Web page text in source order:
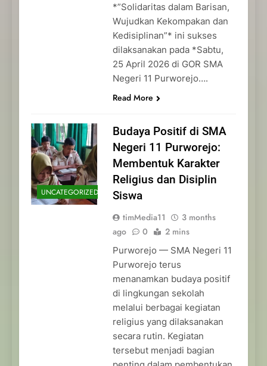
*”Solidaritas dalam Barisan,
Wujudkan Kekompakan dan
Kedisiplinan”* ini sukses
dilaksanakan pada *Sabtu,
25 April 2026 di GOR SMA
Negeri 11 Purworejo….
Read More
UNCATEGORIZED
Budaya Positif di SMA
Negeri 11 Purworejo:
Membentuk Karakter
Religius dan Disiplin
Siswa
timMedia11
3 months
ago
0 2 mins
Purworejo — SMA Negeri 11
Purworejo terus
menanamkan budaya positif
di lingkungan sekolah
melalui berbagai kegiatan
religius yang dilaksanakan
secara rutin. Kegiatan
tersebut menjadi bagian